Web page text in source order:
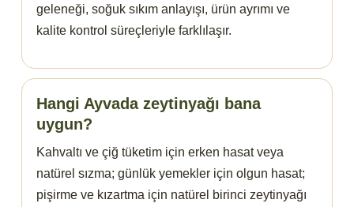
geleneği, soğuk sıkım anlayışı, ürün ayrımı ve
kalite kontrol süreçleriyle farklılaşır.
Hangi Ayvada zeytinyağı bana
uygun?
Kahvaltı ve çiğ tüketim için erken hasat veya
natürel sızma; günlük yemekler için olgun hasat;
pişirme ve kızartma için natürel birinci zeytinyağı